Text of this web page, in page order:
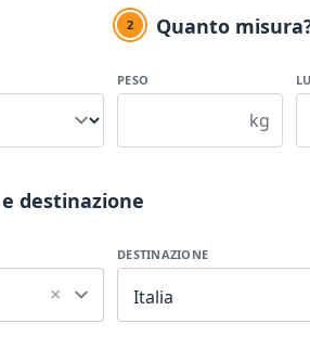
2 Quanto
PESO
kg
destinazione
×
DESTINAZIONE
Italia